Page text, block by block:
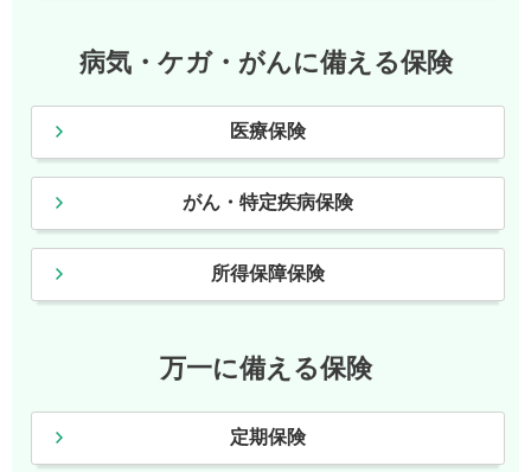
病気・ケガ・がんに備える保険
医療保険
がん・特定疾病保険
所得保障保険
万一に備える保険
定期保険